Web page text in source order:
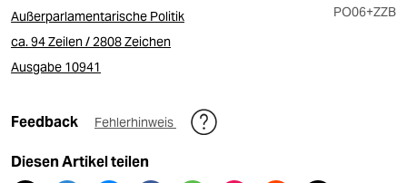
Außerparlamentarische Politik
PO06+ZZB
ca. 94 Zeilen / 2808 Zeichen
Ausgabe 10941
Feedback Fehlerhinweis
Diesen Artikel teilen